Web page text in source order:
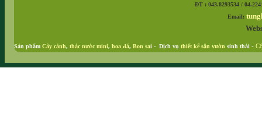
ĐT : 043.8293534 /
Email:
Sản phẩm Cây cảnh, thác nước mini, hoa đá, Bon sai - Dịch vụ thiết kế sân vườn sinh thái -